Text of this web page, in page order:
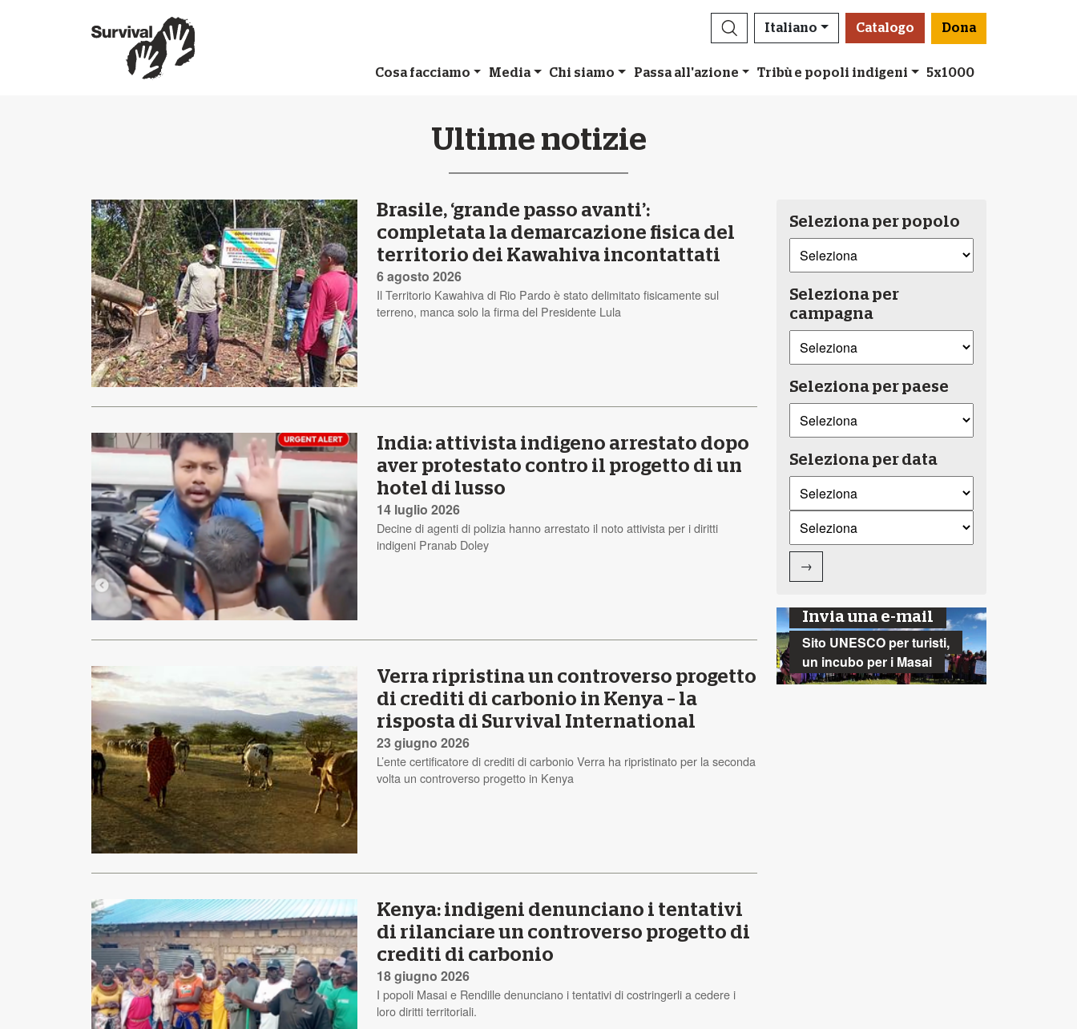
Italiano Catalogo Dona
Cosa facciamo Media Chi siamo Passa all'azione Tribù e popoli indigeni 5x1000
Ultime notizie
Brasile, ‘grande passo avanti’:
completata la demarcazione fisica del
territorio dei Kawahiva incontattati
6 agosto 2026
Il Territorio Kawahiva di Rio Pardo è stato delimitato fisicamente sul
terreno, manca solo la firma del Presidente Lula
India: attivista indigeno arrestato dopo
aver protestato contro il progetto di un
hotel di lusso
14 luglio 2026
Decine di agenti di polizia hanno arrestato il noto attivista per i diritti
indigeni Pranab Doley
Verra ripristina un controverso progetto
di crediti di carbonio in Kenya – la
risposta di Survival International
23 giugno 2026
L’ente certificatore di crediti di carbonio Verra ha ripristinato per la seconda
volta un controverso progetto in Kenya
Kenya: indigeni denunciano i tentativi
di rilanciare un controverso progetto di
crediti di carbonio
18 giugno 2026
I popoli Masai e Rendille denunciano i tentativi di costringerli a cedere i
loro diritti territoriali.
Seleziona per popolo
Seleziona per
campagna
Seleziona per paese
Seleziona per data
→
Invia una e-mail
Sito UNESCO per turisti,
un incubo per i Masai